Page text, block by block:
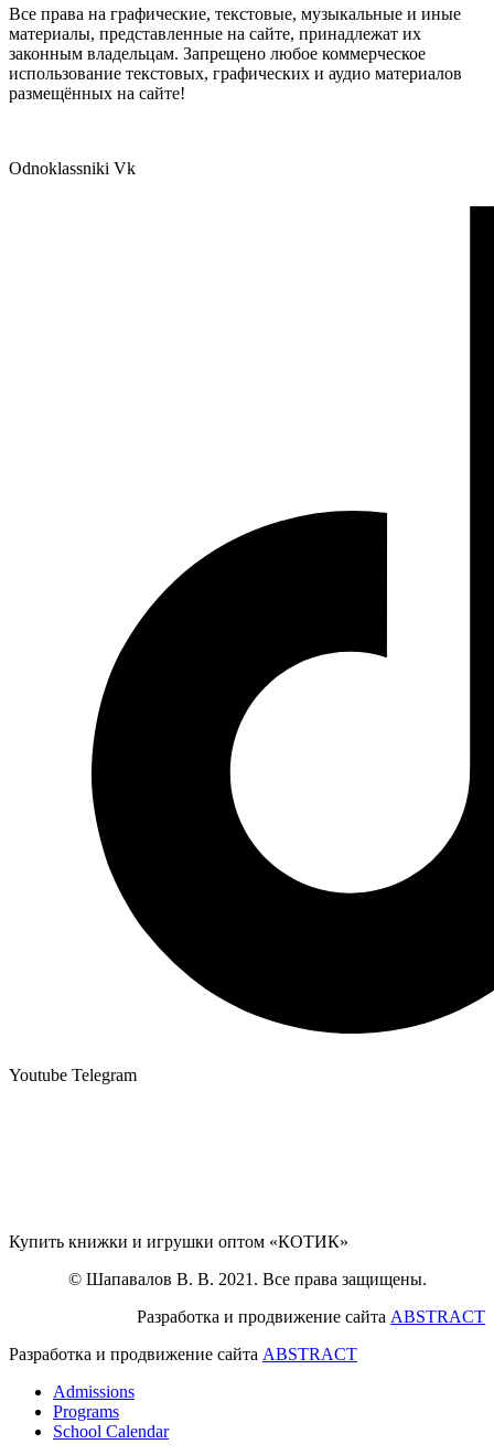
Все права на графические, текстовые, музыкальные и иные
материалы, представленные на сайте, принадлежат их
законным владельцам. Запрещено любое коммерческое
использование текстовых, графических и аудио материалов
размещённых на сайте!
Odnoklassniki Vk
Youtube Telegram
Купить книжки и игрушки оптом «КОТИК»
© Шапавалов В. В. 2021. Все права защищены.
Разработка и продвижение сайта ABSTRACT
Разработка и продвижение сайта ABSTRACT
Admissions
Programs
School Calendar